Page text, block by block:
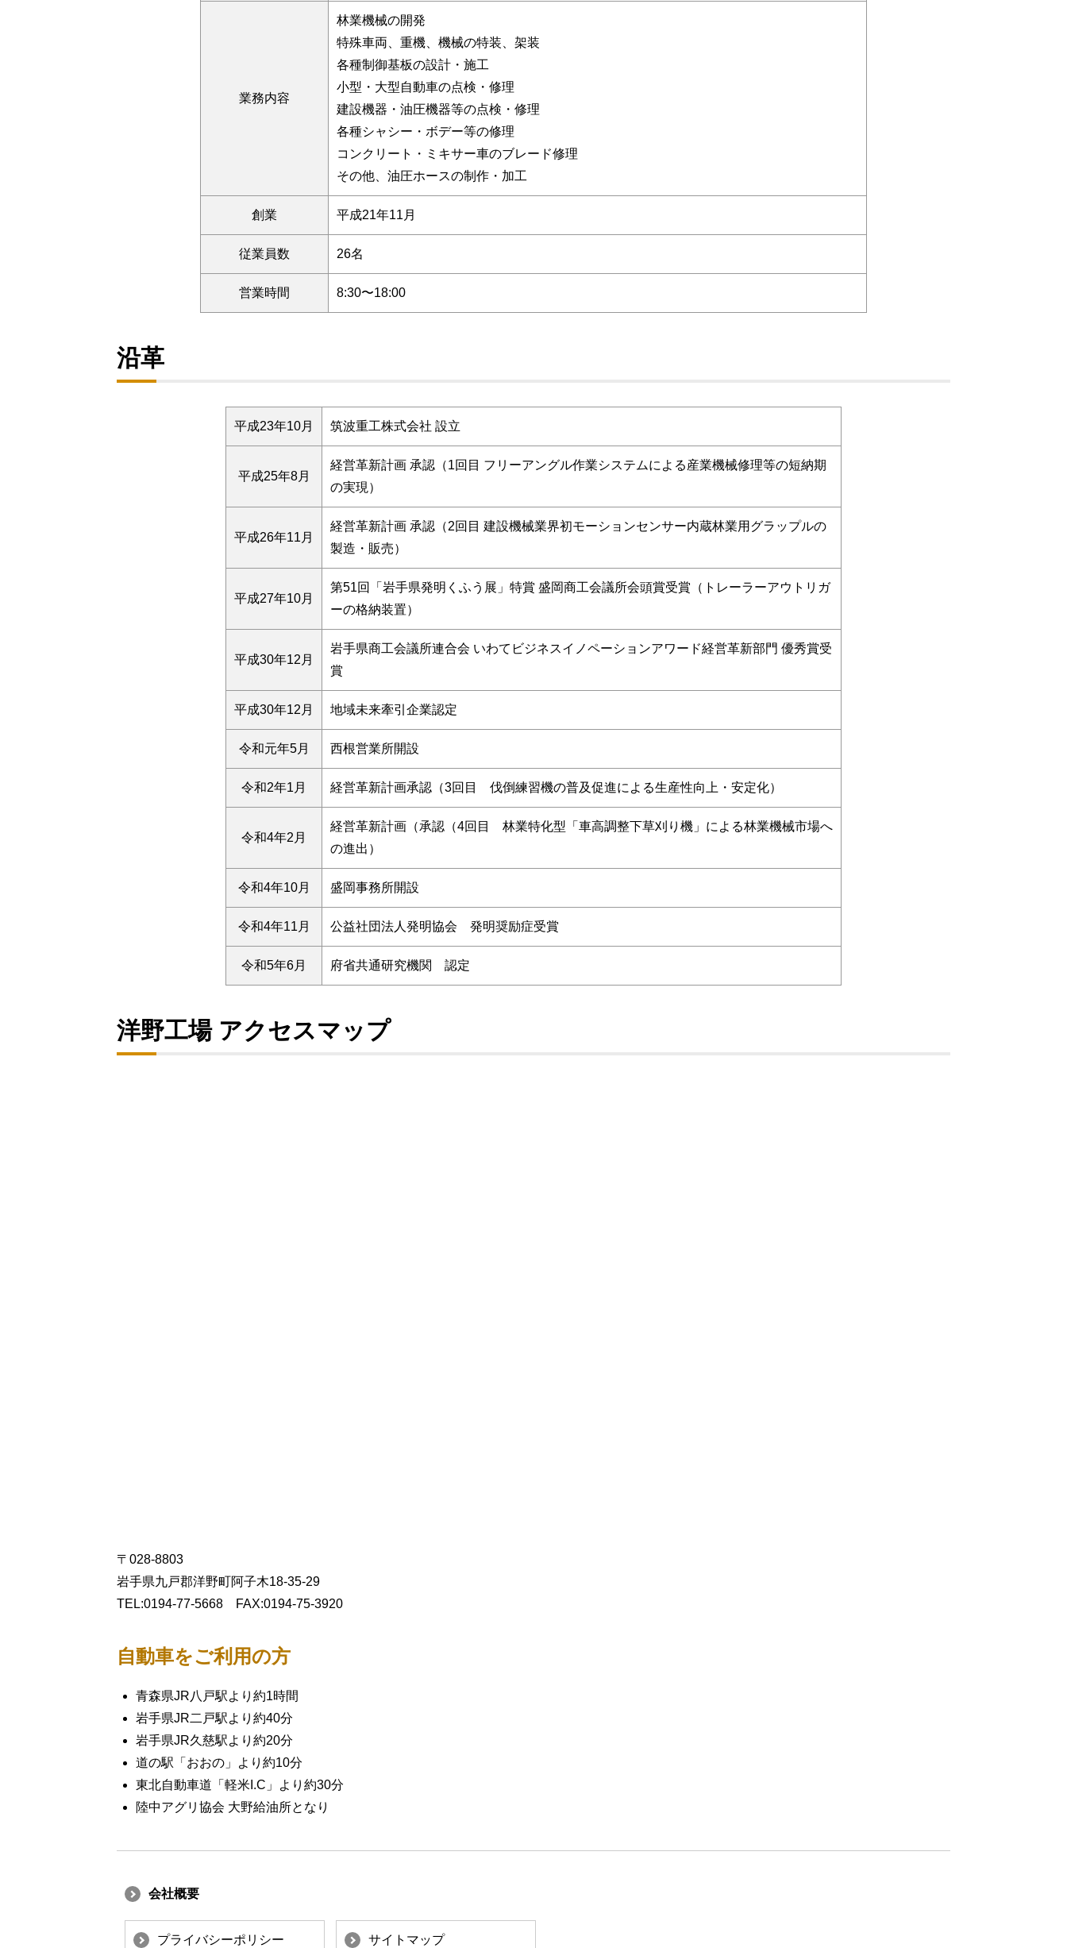
業務内容
林業機械の開発
特殊車両、重機、機械の特装、架装
各種制御基板の設計・施工
小型・大型自動車の点検・修理
建設機器・油圧機器等の点検・修理
各種シャシー・ボデー等の修理
コンクリート・ミキサー車のブレード修理
その他、油圧ホースの制作・加工
創業 平成21年11月
従業員数 26名
営業時間 8:30〜18:00
沿革
平成23年10月 筑波重工株式会社 設立
平成25年8月
経営革新計画 承認（1回目 フリーアングル作業システムによる産業機械修理等の短納期
の実現）
平成26年11月
経営革新計画 承認（2回目 建設機械業界初モーションセンサー内蔵林業用グラップルの
製造・販売）
平成27年10月
第51回「岩手県発明くふう展」特賞 盛岡商工会議所会頭賞受賞（トレーラーアウトリガ
ーの格納装置）
平成30年12月
岩手県商工会議所連合会 いわてビジネスイノペーションアワード経営革新部門 優秀賞受
賞
平成30年12月 地域未来牽引企業認定
令和元年5月 西根営業所開設
令和2年1月 経営革新計画承認（3回目 伐倒練習機の普及促進による生産性向上・安定化）
令和4年2月
経営革新計画（承認（4回目 林業特化型「車高調整下草刈り機」による林業機械市場へ
の進出）
令和4年10月 盛岡事務所開設
令和4年11月 公益社団法人発明協会 発明奨励症受賞
令和5年6月 府省共通研究機関 認定
洋野工場 アクセスマップ
〒028-8803
岩手県九戸郡洋野町阿子木18-35-29
TEL:0194-77-5668 FAX:0194-75-3920
自動車をご利用の方
青森県JR八戸駅より約1時間
岩手県JR二戸駅より約40分
岩手県JR久慈駅より約20分
道の駅「おおの」より約10分
東北自動車道「軽米I.C」より約30分
陸中アグリ協会 大野給油所となり
会社概要
プライバシーポリシー サイトマップ